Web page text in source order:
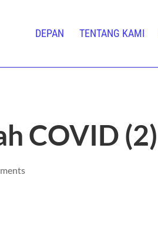
DEPAN TENTANG KAMI
COVID (2)